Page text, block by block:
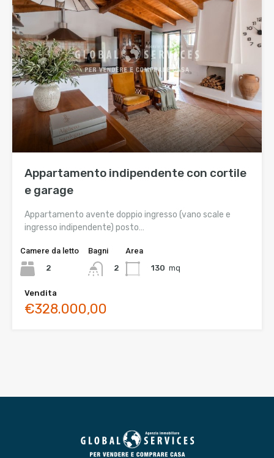
Appartamento indipendente con cortile
e garage
Appartamento avente doppio ingresso (vano scale e
ingresso indipendente) posto…
Camere da letto
2
Bagni
2
Area
130 mq
Vendita
€328.000,00